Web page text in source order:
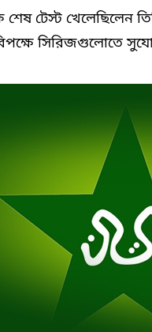
শেষ টেস্ট খেলেছিলেন
সিরিজগুলোতে